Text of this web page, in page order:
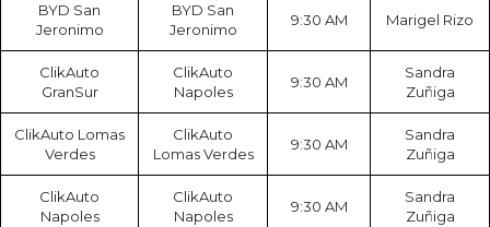
BYD San
Jeronimo
BYD San
Jeronimo
9:30 AM Marigel Rizo
ClikAuto
GranSur
ClikAuto
Napoles
9:30 AM
Sandra
Zuñiga
ClikAuto Lomas
Verdes
ClikAuto
Lomas Verdes
9:30 AM
Sandra
Zuñiga
ClikAuto
Napoles
ClikAuto
Napoles
9:30 AM
Sandra
Zuñiga